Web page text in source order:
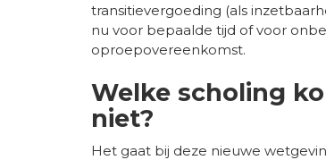
transitievergoeding (als
nu voor bepaalde tijd of voor
oproepovereenkomst.
Welke scholing
niet?
Het gaat bij deze nieuwe